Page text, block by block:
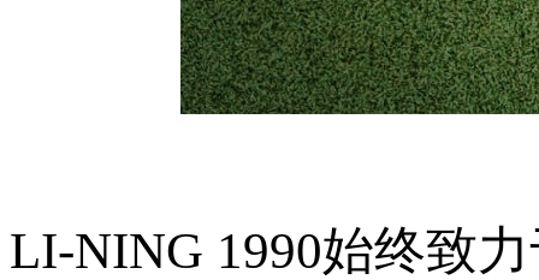
LI-NING 1990始终致